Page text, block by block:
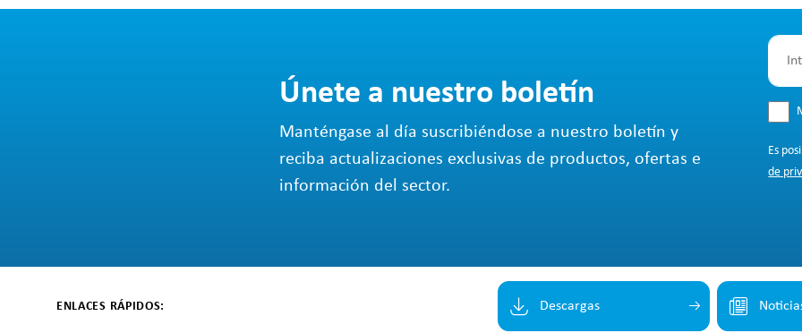
Únete a nuestro boletín
Manténgase al día suscribiéndose a nuestro boletín y
reciba actualizaciones exclusivas de productos, ofertas e
información del sector.
Es
de
ENLACES RÁPIDOS: Descargas